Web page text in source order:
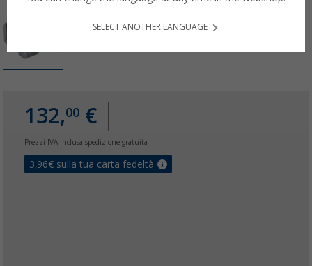
132,00 €
Prezzi IVA inclusa spedizione gratuita
3,96€ sulla tua carta fedeltà
SELECT ANOTHER LANGUAGE